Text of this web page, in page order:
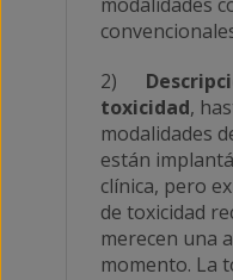
2)
toxicidad,
modalidades
están
clínica, pero
de toxicidad
merecen una
momento. La